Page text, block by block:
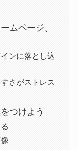
ムページ、
ンに落とし込
さがストレス
つけよう